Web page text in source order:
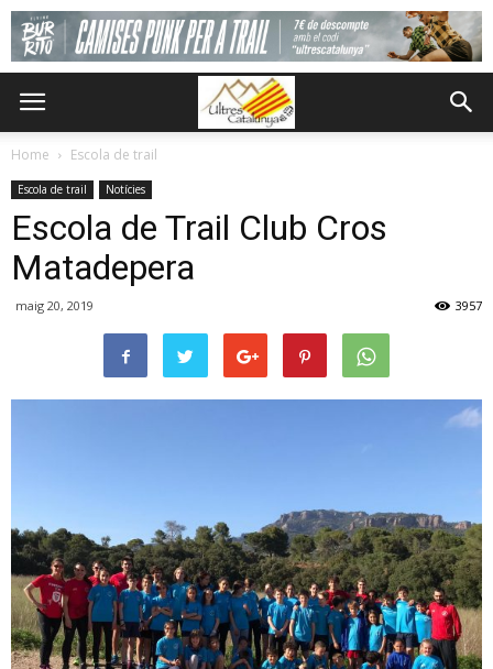
Home Escola de trail
Escola de trail Notícies
Escola de Trail Club Cros
Matadepera
maig 20, 2019 3957